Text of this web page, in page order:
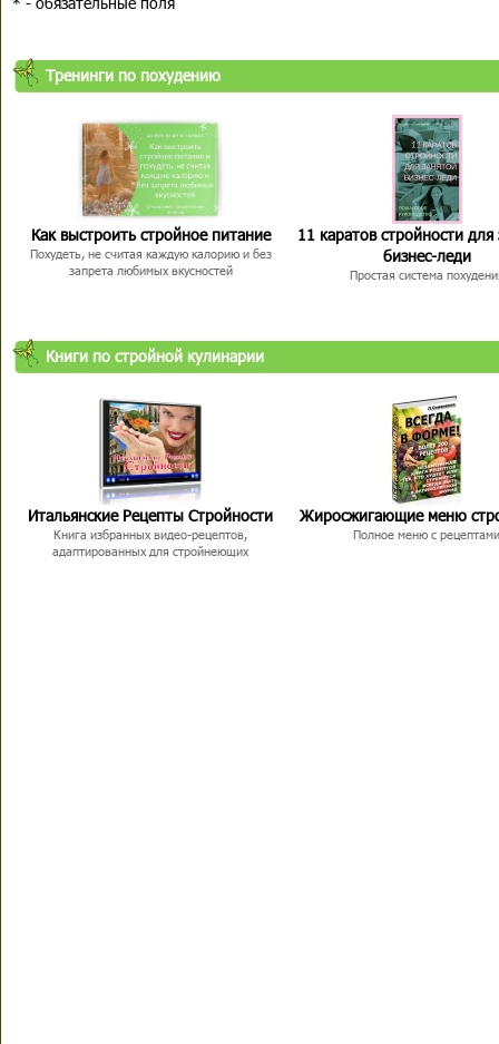
Тренинги по похудению
Как выстроить стройное питание
Похудеть, не считая каждую калорию и без
запрета любимых вкусностей
11 каратов стройности для
бизнес-леди
Простая система
Книги по стройной кулинарии
Итальянские Рецепты Стройности
Книга избранных видео-рецептов,
адаптированных для стройнеющих
Жиросжигающие меню
Полное меню с рецептами